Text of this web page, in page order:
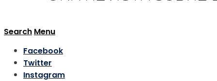
Search Menu
Facebook
Twitter
Instagram